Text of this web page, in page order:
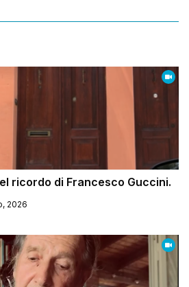
ricordo di Francesco Guccini.
2026